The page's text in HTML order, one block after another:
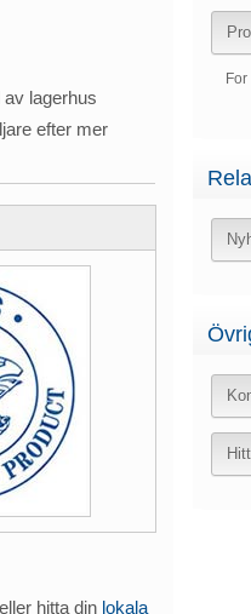
lagerhus
efter mer
eller hitta din lokala